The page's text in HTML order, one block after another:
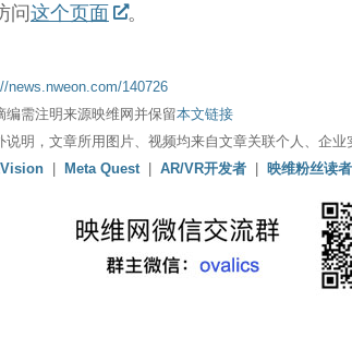
问这个页面 。
news.nweon.com/140726
编需注明来源映维网并保留本文链接
说明，文章所用图片、视频均来自文章关联个人、企业
| Meta Quest | AR/VR开发者 | 映维粉丝读者